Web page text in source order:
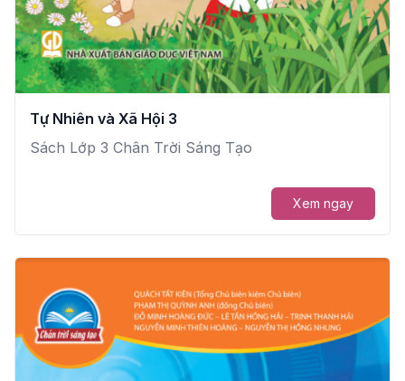
Tự Nhiên và Xã Hội 3
Sách Lớp 3 Chân Trời Sáng Tạo
Xem ngay